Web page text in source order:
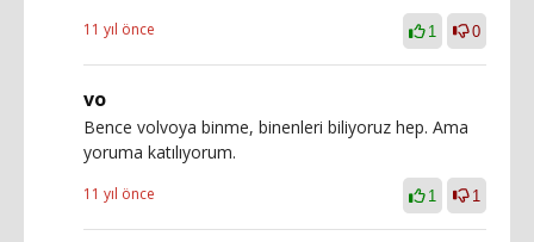
11 yıl önce 1 0
vo
Bence volvoya binme, binenleri biliyoruz hep. Ama
yoruma katılıyorum.
11 yıl önce 1 1